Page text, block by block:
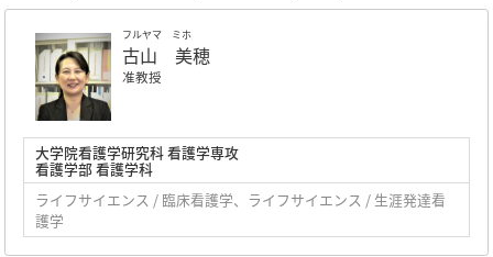
フルヤマ ミホ
古山 美穂
准教授
大学院看護学研究科 看護学専攻
看護学部 看護学科
ライフサイエンス / 臨床看護学、ライフサイエンス / 生涯発達看
護学